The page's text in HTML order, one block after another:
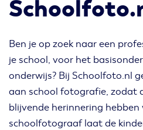
Ben je op zoek naar een
je school, voor het
onderwijs? Bij Schoolfoto.nl
aan school fotografie, zodat
blijvende herinnering hebben
schoolfotograaf laat de